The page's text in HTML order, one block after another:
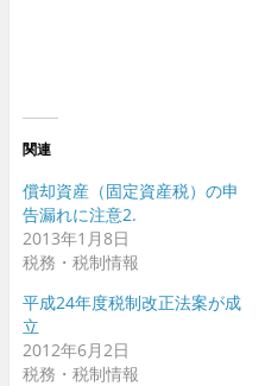
ド
ウ
で
開
き
ま
す
ド
ウ
で
開
き
ま
す
関連
償却資産（固定資産税）の申
告漏れに注意2.
2013年1月8日
税務・税制情報
平成24年度税制改正法案が成
立
2012年6月2日
税務・税制情報